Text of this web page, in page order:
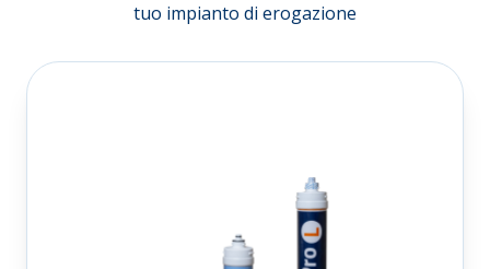
tuo impianto di erogazione